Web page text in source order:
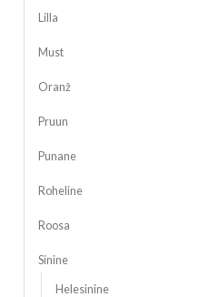
Lilla
Must
Oranž
Pruun
Punane
Roheline
Roosa
Sinine
Helesinine